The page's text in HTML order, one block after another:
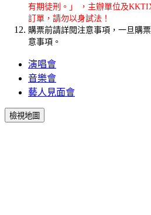
有期徒刑。」 ，主辦單位及
訂單，請勿以身試法！
購票前請詳閱注意事項，一旦購
意事項。
演唱會
音樂會
藝人見面會
檢視地圖